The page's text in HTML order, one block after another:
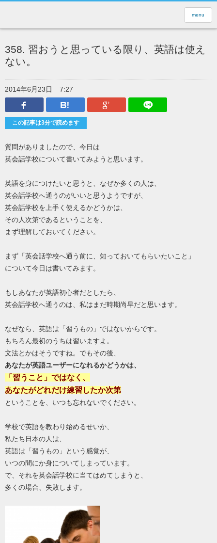
menu
358. 習おうと思っている限り、英語は使え
ない。
2014年6月23日
7:27
Facebook
はてなブックマークGoogle Plus
この記事は3分で読めます
質問がありましたので、今日は
英会話学校について書いてみようと思います。
英語を身につけたいと思うと、なぜか多くの人は、
英会話学校へ通うのがいいと思うようですが、
英会話学校を上手く使えるかどうかは、
その人次第であるということを、
まず理解しておいてください。
まず「英会話学校へ通う前に、知っておいてもらいたいこと」
について今日は書いてみます。
もしあなたが英語初心者だとしたら、
英会話学校へ通うのは、私はまだ時期尚早だと思います。
なぜなら、英語は「習うもの」ではないからです。
もちろん最初のうちは習いますよ。
文法とかはそうですね。でもその後、
あなたが英語ユーザーになれるかどうかは、
「習うこと」ではなく、
あなたがどれだけ練習したか次第
ということを、いつも忘れないでください。
学校で英語を教わり始めるせいか、
私たち日本の人は、
英語は「習うもの」という感覚が、
いつの間にか身についてしまっています。
で、それを英会話学校に当てはめてしまうと、
多くの場合、失敗します。